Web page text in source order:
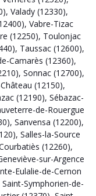
, Valady (12330),
, Vabre-Tizac
(12250), Toulonjac
, Taussac (12600),
Camarès (12360),
, Sonnac (12700),
(12150),
(12190), Sébazac-
de-Rouergue
, Sanvensa (12200),
, Salles-la-Source
(12260),
sur-Argence
Eulalie-de-Cernon
Saint-Symphorien-de-